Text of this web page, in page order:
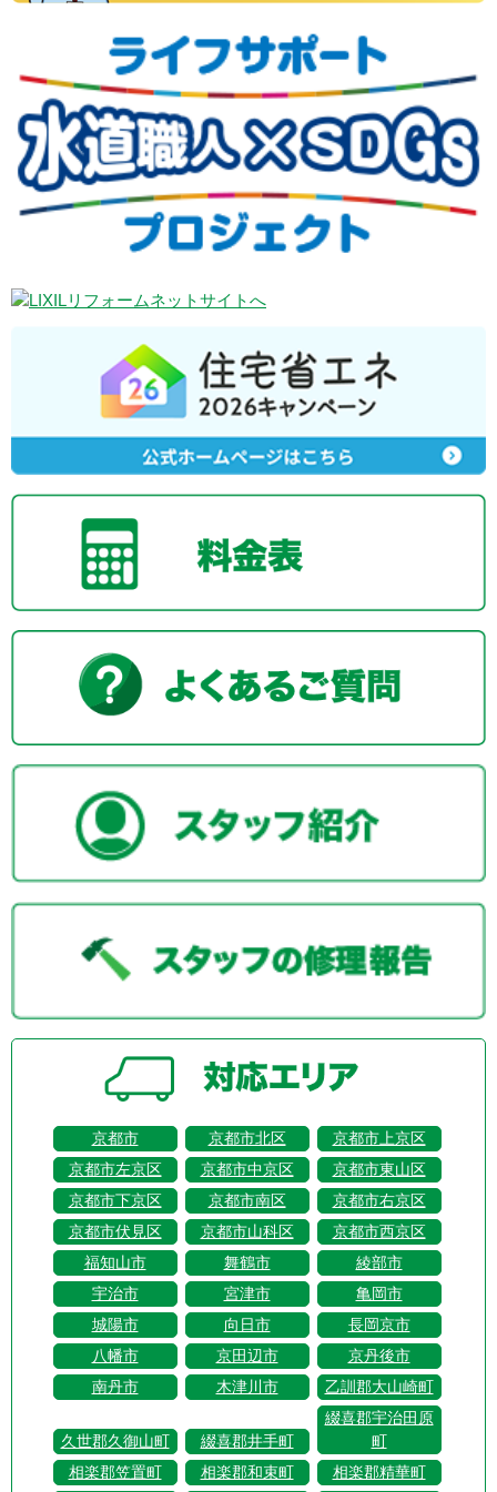
京都市 京都市北区
京都市上京区
京都市左京区
京都市中京区
京都市東山区
京都市下京区
京都市南区
京都市右京区
京都市伏見区
京都市山科区
京都市西京区
福知山市
舞鶴市
綾部市
宇治市
宮津市
亀岡市
城陽市
向日市
長岡京市
八幡市
京田辺市
京丹後市
南丹市
木津川市 乙訓郡大山崎町
久世郡久御山町 綴喜郡井手町
綴喜郡宇治田原
町
相楽郡笠置町
相楽郡和束町
相楽郡精華町